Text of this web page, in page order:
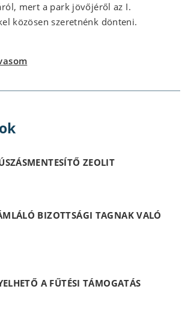
mert a park jövőjéről az I.
közösen szeretnénk dönteni.
ZEOLIT
BIZOTTSÁGI TAGNAK VALÓ
A FŰTÉSI TÁMOGATÁS